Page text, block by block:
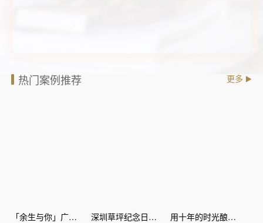
热门案例推荐 更多
「余生与你」广场纪念日惊喜策划 深圳草坪纪念日惊喜策划 用十年的时光酿爱情的蜜糖--丽江灯海 纪念日惊喜